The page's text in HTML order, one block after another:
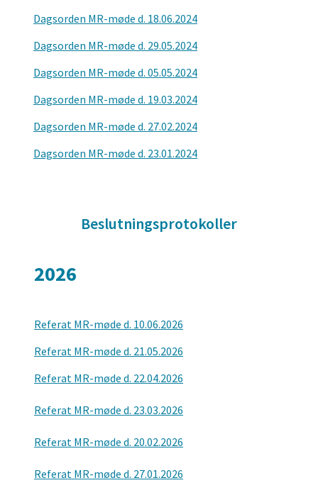
Dagsorden MR-møde d. 18.06.2024
Dagsorden MR-møde d. 29.05.2024
Dagsorden MR-møde d. 05.05.2024
Dagsorden MR-møde d. 19.03.2024
Dagsorden MR-møde d. 27.02.2024
Dagsorden MR-møde d. 23.01.2024
Beslutningsprotokoller
2026
Referat MR-møde d. 10.06.2026
Referat MR-møde d. 21.05.2026
Referat MR-møde d. 22.04.2026
Referat MR-møde d. 23.03.2026
Referat MR-møde d. 20.02.2026
Referat MR-møde d. 27.01.2026